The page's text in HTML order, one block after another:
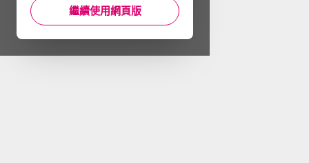
繼續使用網頁版